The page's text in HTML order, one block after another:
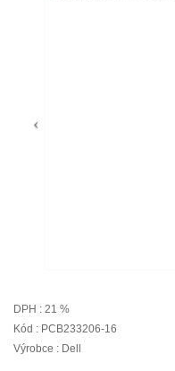
DPH : 21 %
Kód : PCB233206-16
Výrobce : Dell